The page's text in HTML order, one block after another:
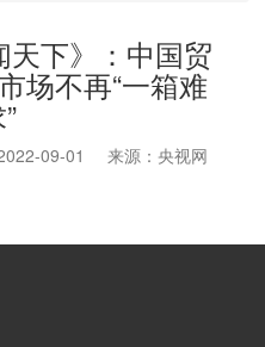
下》：中国贸
场不再“一箱难
09-01 来源：央视网